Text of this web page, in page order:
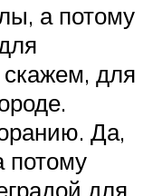
а потому
скажем, для
Да,
потому
для